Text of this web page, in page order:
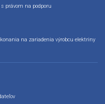
právom na podporu
na zariadenia výrobcu elektriny